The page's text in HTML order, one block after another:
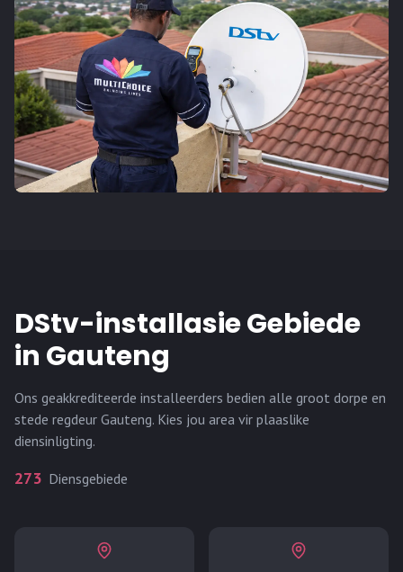
DStv-installasie Gebiede
in Gauteng
Ons geakkrediteerde installeerders bedien alle groot dorpe en
stede regdeur Gauteng. Kies jou area vir plaaslike
diensinligting.
273 Diensgebiede